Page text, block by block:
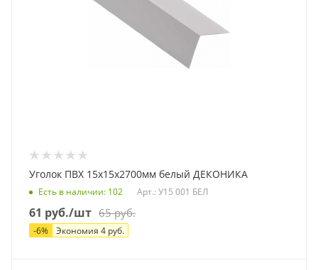
Уголок ПВХ 15х15х2700мм белый ДЕКОНИКА
Есть в наличии: 102 Арт.: У15 001 БЕЛ
61 руб./шт 65руб.
-6% Экономия 4 руб.